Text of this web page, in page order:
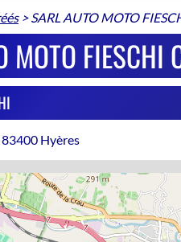
>SARL AUTO MOTO
MOTO
Hyères